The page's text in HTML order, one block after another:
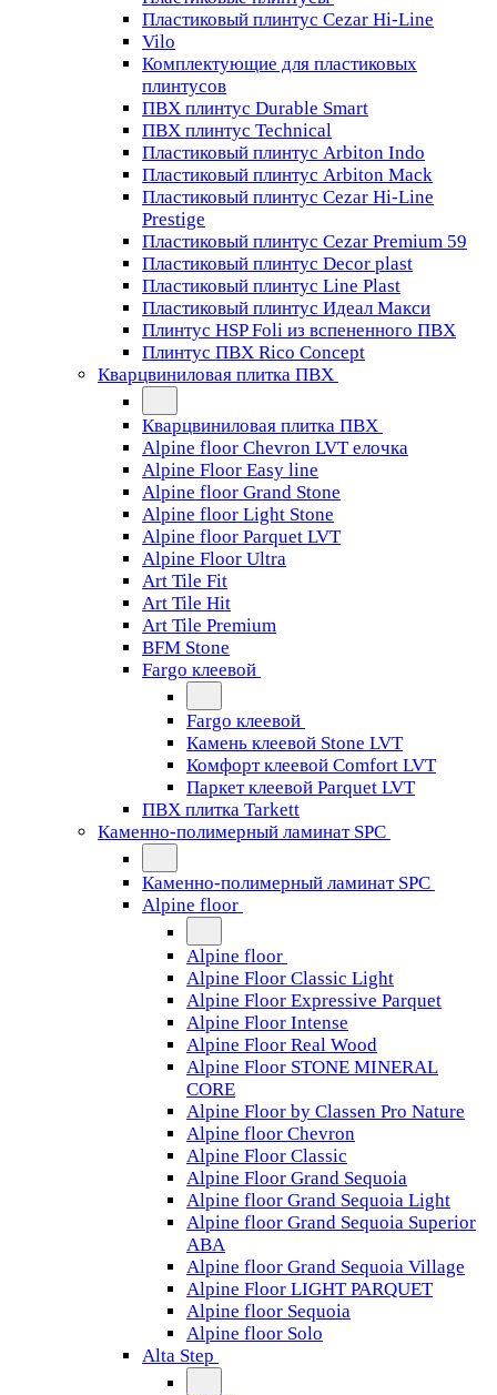
Пластиковый плинтус Cezar Hi-Line
Vilo
Комплектующие для пластиковых
плинтусов
ПВХ плинтус Durable Smart
ПВХ плинтус Technical
Пластиковый плинтус Arbiton Indo
Пластиковый плинтус Arbiton Mack
Пластиковый плинтус Cezar Hi-Line
Prestige
Пластиковый плинтус Cezar Premium 59
Пластиковый плинтус Decor plast
Пластиковый плинтус Line Plast
Пластиковый плинтус Идеал Макси
Плинтус HSP Foli из вспененного ПВХ
Плинтус ПВХ Rico Concept
Кварцвиниловая плитка ПВХ
Кварцвиниловая плитка ПВХ
Alpine floor Chevron LVT елочка
Alpine Floor Easy line
Alpine floor Grand Stone
Alpine floor Light Stone
Alpine floor Parquet LVT
Alpine Floor Ultra
Art Tile Fit
Art Tile Hit
Art Tile Premium
BFM Stone
Fargo клеевой
Fargo клеевой
Камень клеевой Stone LVT
Комфорт клеевой Comfort LVT
Паркет клеевой Parquet LVT
ПВХ плитка Tarkett
Каменно-полимерный ламинат SPC
Каменно-полимерный ламинат SPC
Alpine floor
Alpine floor
Alpine Floor Classic Light
Alpine Floor Expressive Parquet
Alpine Floor Intense
Alpine Floor Real Wood
Alpine Floor STONE MINERAL
CORE
Alpine Floor by Classen Pro Nature
Alpine floor Chevron
Alpine Floor Classic
Alpine Floor Grand Sequoia
Alpine floor Grand Sequoia Light
Alpine floor Grand Sequoia Superior
ABA
Alpine floor Grand Sequoia Village
Alpine Floor LIGHT PARQUET
Alpine floor Sequoia
Alpine floor Solo
Alta Step